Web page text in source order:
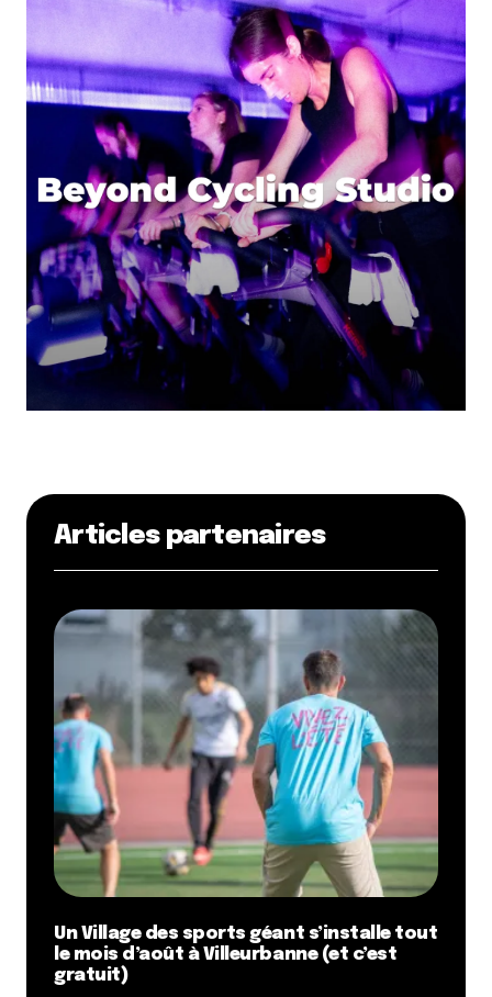
Articles partenaires
Un Village des sports géant s’installe tout
le mois d’août à Villeurbanne (et c’est
gratuit)